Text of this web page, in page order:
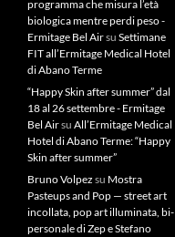
programma che misura l’età
biologica mentre perdi peso -
Ermitage Bel Airsu Settimane
FIT all’Ermitage Medical Hotel
di Abano Terme
“Happy Skin after summer” dal
18 al 26 settembre - Ermitage
Bel Airsu All’Ermitage Medical
Hotel di Abano Terme: “Happy
Skin after summer”
Bruno Volpez su Mostra
Pasteups and Pop — street art
incollata, pop art illuminata, bi-
personale di Zep e Stefano